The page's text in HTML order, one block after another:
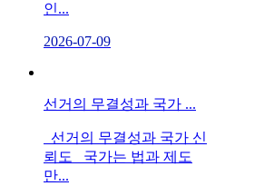
인...
2026-07-09
선거의 무결성과 국가 ...
선거의 무결성과 국가 신
뢰도 국가는 법과 제도
만...